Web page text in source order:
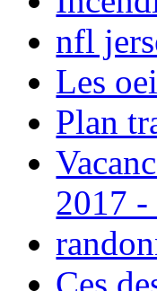
nfl
Les
Plan
2017 -
Ces